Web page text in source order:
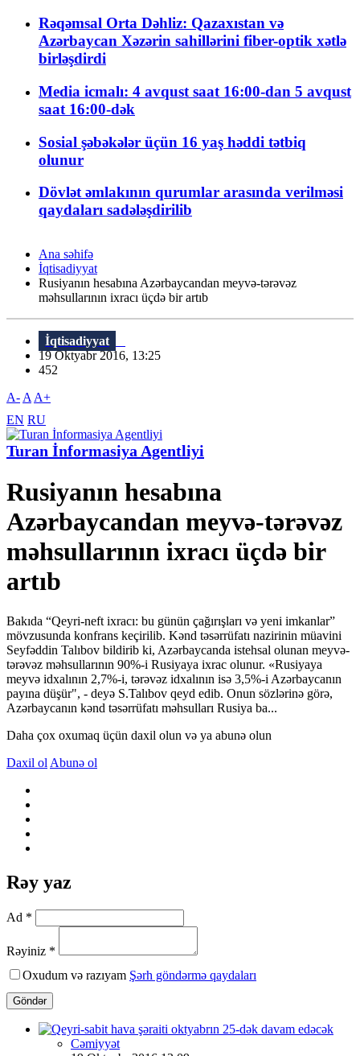
Rəqəmsal Orta Dəhliz: Qazaxıstan və
Azərbaycan Xəzərin sahillərini fiber-optik xətlə
birləşdirdi
Media icmalı: 4 avqust saat 16:00-dan 5 avqust
saat 16:00-dək
Sosial şəbəkələr üçün 16 yaş həddi tətbiq
olunur
Dövlət əmlakının qurumlar arasında verilməsi
qaydaları sadələşdirilib
Ana səhifə
İqtisadiyyat
Rusiyanın hesabına Azərbaycandan meyvə-tərəvəz
məhsullarının ixracı üçdə bir artıb
İqtisadiyyat
19 Oktyabr 2016, 13:25
452
A- A A+
EN RU
Turan İnformasiya Agentliyi
Rusiyanın hesabına
Azərbaycandan meyvə-tərəvəz
məhsullarının ixracı üçdə bir
artıb
Bakıda “Qeyri-neft ixracı: bu günün çağırışları və yeni imkanlar”
mövzusunda konfrans keçirilib. Kənd təsərrüfatı nazirinin müavini
Seyfəddin Talıbov bildirib ki, Azərbaycanda istehsal olunan meyvə-
tərəvəz məhsullarının 90%-i Rusiyaya ixrac olunur. «Rusiyaya
meyvə idxalının 2,7%-i, tərəvəz idxalının isə 3,5%-i Azərbaycanın
payına düşür", - deyə S.Talıbov qeyd edib. Onun sözlərinə görə,
Azərbaycanın kənd təsərrüfatı məhsulları Rusiya ba...
Daha çox oxumaq üçün daxil olun və ya abunə olun
Daxil ol Abunə ol
Rəy yaz
Ad *
Rəyiniz *
Oxudum və razıyam Şərh göndərmə qaydaları
Göndər
Cəmiyyət